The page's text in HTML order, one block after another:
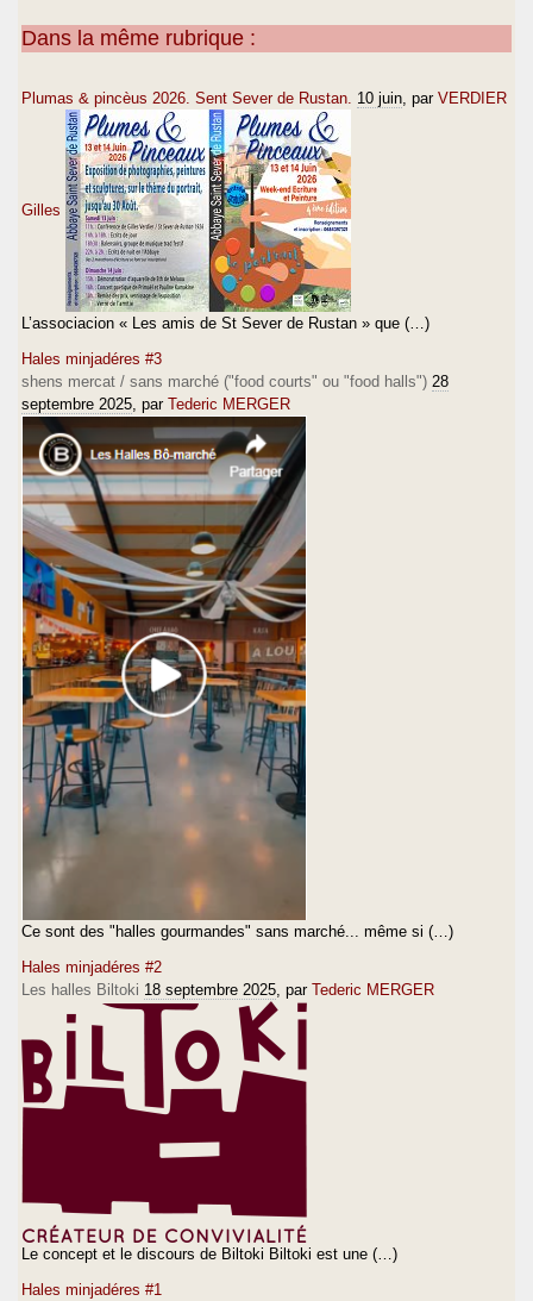
Dans la même rubrique :
Plumas & pincèus 2026. Sent Sever de Rustan. 10 juin , par VERDIER
Gilles
L’associacion « Les amis de St Sever de Rustan » que (…)
Hales minjadéres #3
shens mercat / sans marché ("food courts" ou "food halls") 28
septembre 2025 , par Tederic MERGER
Ce sont des "halles gourmandes" sans marché... même si (…)
Hales minjadéres #2
Les halles Biltoki 18 septembre 2025 , par Tederic MERGER
Le concept et le discours de Biltoki Biltoki est une (…)
Hales minjadéres #1